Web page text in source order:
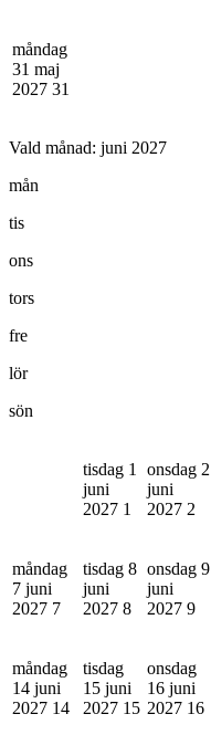
måndag
31 maj
2027 31
Vald månad: juni 2027
mån
tis
ons
tors
fre
lör
sön
tisdag 1
juni
2027 1
onsdag 2
juni
2027 2
måndag
7 juni
2027 7
tisdag 8
juni
2027 8
onsdag 9
juni
2027 9
måndag
14 juni
2027 14
tisdag
15 juni
2027 15
onsdag
16 juni
2027 16